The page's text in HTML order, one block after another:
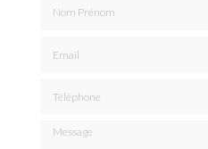
Message